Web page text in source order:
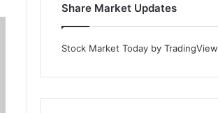
Share Market Updates
Stock Market Today by TradingView